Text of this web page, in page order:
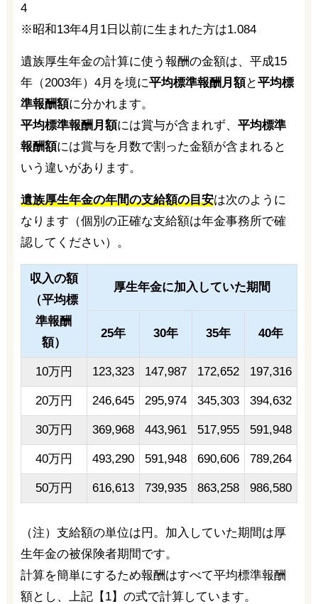
4
※昭和13年4月1日以前に生まれた方は1.084
遺族厚生年金の計算に使う報酬の金額は、平成15
年（2003年）4月を境に平均標準報酬月額と平均標
準報酬額に分かれます。
平均標準報酬月額には賞与が含まれず、 平均標準
報酬額には賞与を月数で割った金額が含まれると
いう違いがあります。
遺族厚生年金の年間の支給額の目安は次のように
なります（個別の正確な支給額は年金事務所で確
認してください）。
収入の額
（平均標
準報酬
額）
厚生年金に加入していた期間
25年 30年 35年 40年
10万円 123,323 147,987 172,652 197,316
20万円 246,645 295,974 345,303 394,632
30万円 369,968 443,961 517,955 591,948
40万円 493,290 591,948 690,606 789,264
50万円 616,613 739,935 863,258 986,580
（注）支給額の単位は円。加入していた期間は厚
生年金の被保険者期間です。
計算を簡単にするため報酬はすべて平均標準報酬
額とし、上記【1】の式で計算しています。